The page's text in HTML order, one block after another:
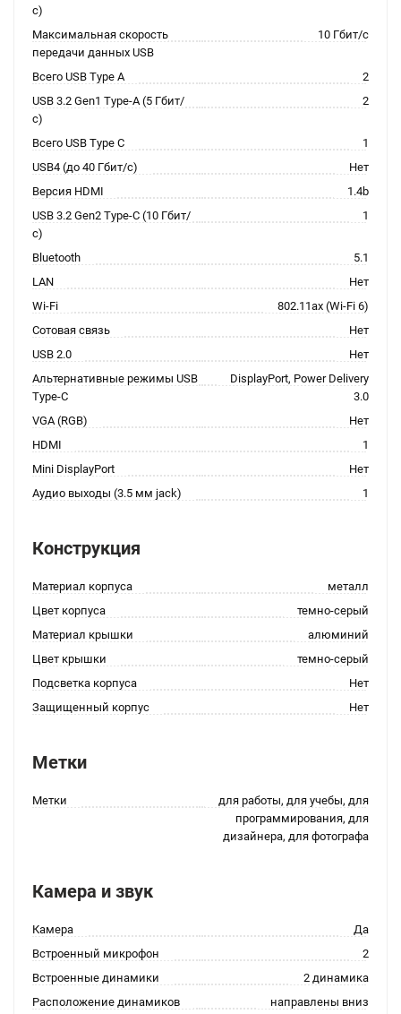
с)
Максимальная скорость
передачи данных USB
10 Гбит/с
Всего USB Type A
2
USB 3.2 Gen1 Type-A (5 Гбит/
с)
2
Всего USB Type C
1
USB4 (до 40 Гбит/с)
Нет
Версия HDMI
1.4b
USB 3.2 Gen2 Type-C (10 Гбит/
с)
1
Bluetooth
5.1
LAN
Нет
Wi-Fi
802.11ax (Wi-Fi 6)
Сотовая связь
Нет
USB 2.0
Нет
Альтернативные режимы USB
Type-C
DisplayPort, Power Delivery
3.0
VGA (RGB)
Нет
HDMI
1
Mini DisplayPort
Нет
Аудио выходы (3.5 мм jack)
1
Конструкция
Материал корпуса
металл
Цвет корпуса
темно-серый
Материал крышки
алюминий
Цвет крышки
темно-серый
Подсветка корпуса
Нет
Защищенный корпус
Нет
Метки
Метки
для работы, для учебы, для
программирования, для
дизайнера, для фотографа
Камера и звук
Камера
Да
Встроенный микрофон
2
Встроенные динамики
2 динамика
Расположение динамиков
направлены вниз